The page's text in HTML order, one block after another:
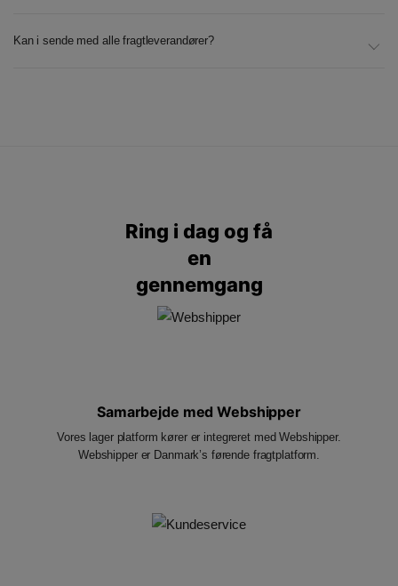
Kan i sende med alle fragtleverandører?
Ring i dag og få
en
gennemgang
Samarbejde med Webshipper
Vores lager platform kører er integreret med Webshipper.
Webshipper er Danmark’s førende fragtplatform.